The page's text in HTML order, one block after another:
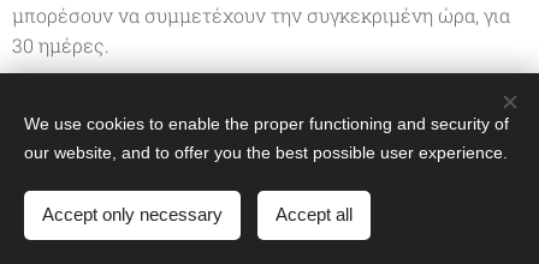
μπορέσουν να συμμετέχουν την συγκεκριμένη ώρα, για
30 ημέρες.
•Ακύρωση Συμμετοχής με επιστροφή χρημάτων μπορεί
να γίνει μέχρι τη Παρασκευή 22/11/2024.
παρακολούθησης του Σεμιναρίου, τα χρήματα δεν
επιστρέφονται και δεν μεταφέρονται σε συνεδρίες ή
We use cookies to enable the proper functioning and security of
our website, and to offer you the best possible user experience.
Accept only necessary Accept all